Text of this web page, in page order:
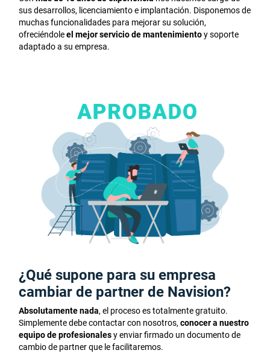
sus desarrollos, licenciamiento e implantación. Disponemos de
muchas funcionalidades para mejorar su solución,
ofreciéndoleel mejor servicio de mantenimientoy soporte
adaptado a su empresa.
¿Qué supone para su empresa
cambiar de partner de Navision?
Absolutamente nada, el proceso es totalmente gratuito.
Simplemente debe contactar con nosotros,conocer a nuestro
equipo de profesionalesy enviar firmado un documento de
cambio de partner que le facilitaremos.